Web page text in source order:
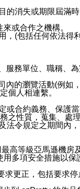
消失或期限屆滿
或合作之機構。
(包括任何依法
務單位、職稱、
的瀏覽活動(例
個人相連繫。
合約義務、保護
之性質，蒐集、處
令規定之期間內
高等級亞馬遜機房
多項安全措施以保
更正，包括要求停